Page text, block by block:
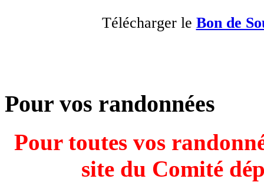
Télécharger le Bon de
Pour vos randonnées
Pour toutes vos
site du Comité